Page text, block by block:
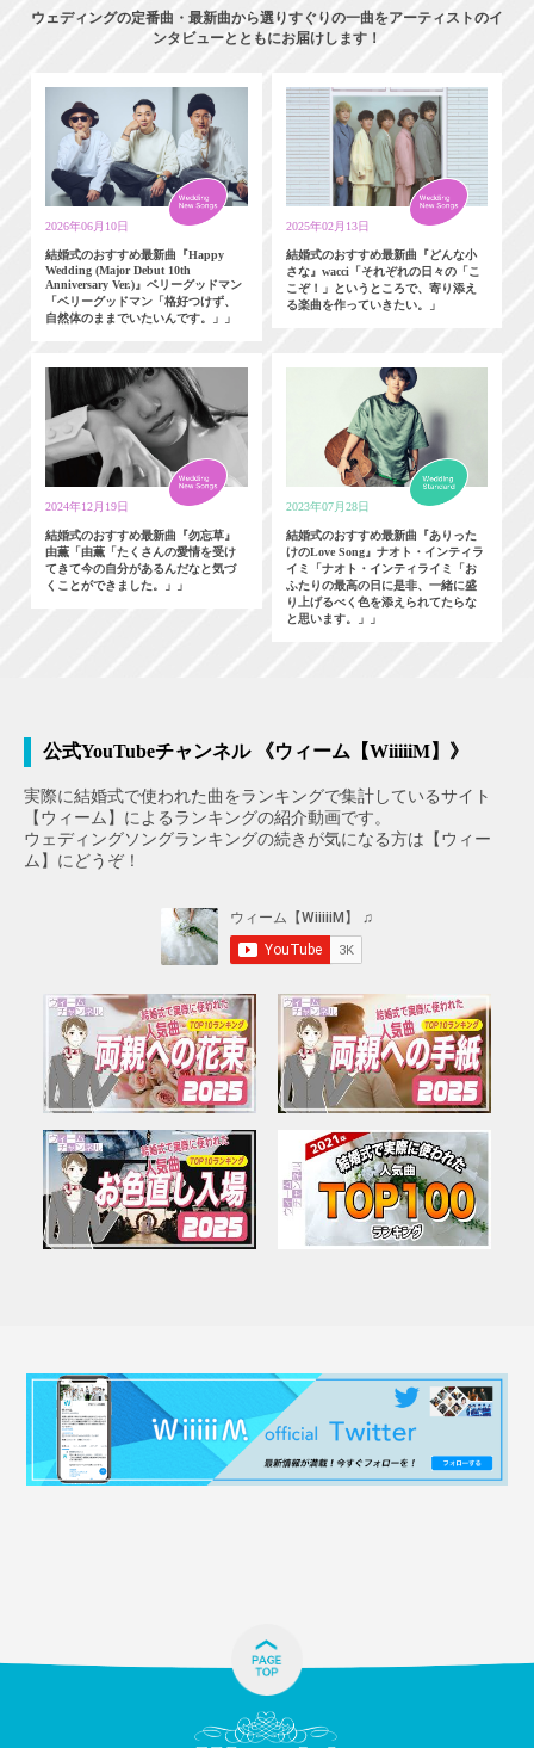
ウェディングの定番曲・最新曲から選りすぐりの一曲をアーティストのイ
ンタビューとともにお届けします！
2026年06月10日
結婚式のおすすめ最新曲『Happy
Wedding (Major Debut 10th
Anniversary Ver.)』ベリーグッドマン
「ベリーグッドマン「格好つけず、
自然体のままでいたいんです。」」
2025年02月13日
結婚式のおすすめ最新曲『どんな小
さな』wacci「それぞれの日々の「こ
こぞ！」というところで、寄り添え
る楽曲を作っていきたい。」
2024年12月19日
結婚式のおすすめ最新曲『勿忘草』
由薫「由薫「たくさんの愛情を受け
てきて今の自分があるんだなと気づ
くことができました。」」
2023年07月28日
結婚式のおすすめ最新曲『ありった
けのLove Song』ナオト・インティラ
イミ「ナオト・インティライミ「お
ふたりの最高の日に是非、一緒に盛
り上げるべく色を添えられてたらな
と思います。」」
公式YouTubeチャンネル 《ウィーム【WiiiiiM】》
実際に結婚式で使われた曲をランキングで集計しているサイト
【ウィーム】によるランキングの紹介動画です。
ウェディングソングランキングの続きが気になる方は【ウィー
ム】にどうぞ！